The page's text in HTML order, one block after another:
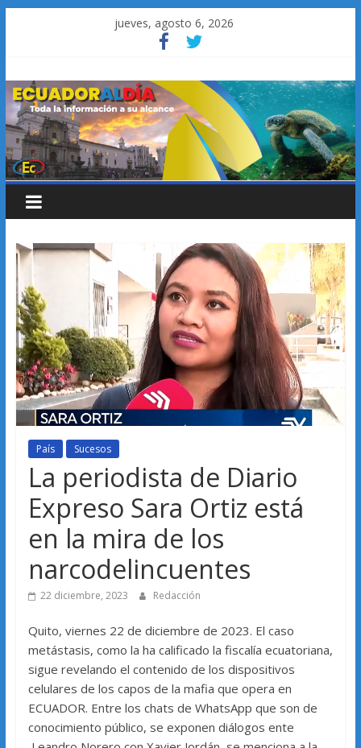
jueves, agosto 6, 2026
País Sucesos
La periodista de Diario
Expreso Sara Ortiz está
en la mira de los
narcodelincuentes
22 diciembre, 2023 Redacción
Quito, viernes 22 de diciembre de 2023. El caso
metástasis, como la ha calificado la fiscalía ecuatoriana,
sigue revelando el contenido de los dispositivos
celulares de los capos de la mafia que opera en
ECUADOR. Entre los chats de WhatsApp que son de
conocimiento público, se exponen diálogos ente